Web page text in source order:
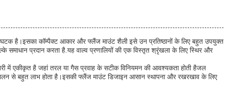
घटक है।इसका कॉम्पैक्ट आकार और फ्लैंज माउंट शैली इसे उन प्रतिष्ठानों के लिए बहुत उपयुक्त
समाधान प्रदान करता है.यह वाल्व प्रणालियों की एक विस्तृत श्रृंखला के लिए स्थिर और
में एकीकृत है जहां तरल या गैस प्रवाह के सटीक विनियमन की आवश्यकता होती हैजल
से बहुत लाभ होता है।इसकी फ्लैंज माउंट डिजाइन आसान स्थापना और रखरखाव के लिए